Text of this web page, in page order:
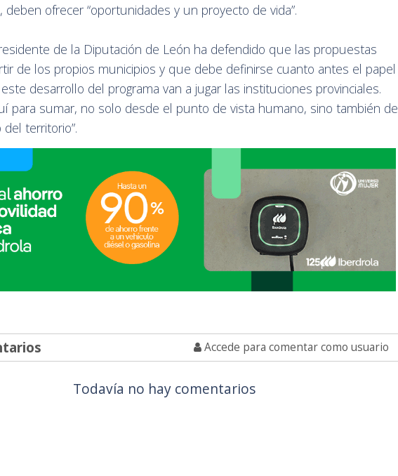
deben ofrecer “oportunidades y un proyecto de vida”.
de la Diputación de León ha defendido que las propuestas
de los propios municipios y que debe definirse cuanto antes el papel
desarrollo del programa van a jugar las instituciones provinciales.
para sumar, no solo desde el punto de vista humano, sino también de
territorio”.
Accede para comentar como usuario
Todavía no hay comentarios